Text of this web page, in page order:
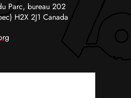
Parc, bureau 202
H2X 2J1 Canada